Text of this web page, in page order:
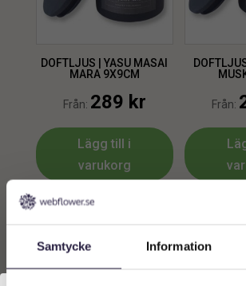
Samtycke Information
DOFTLJUS | YASU MASAI
MARA 9X9CM
Från: 289 kr
Lägg till i
varukorg
Från: